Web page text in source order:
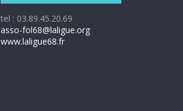
tel : 03.89.45.20.69
asso-fol68@laligue.org
www.laligue68.fr